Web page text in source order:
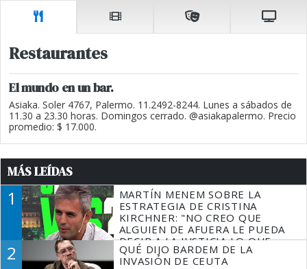
Restaurantes
El mundo en un bar.
Asiaka. Soler 4767, Palermo. 11.2492-8244. Lunes a sábados de
11.30 a 23.30 horas. Domingos cerrado. @asiakapalermo. Precio
promedio: $ 17.000.
MÁS LEÍDAS
1
MARTÍN MENEM SOBRE LA
ESTRATEGIA DE CRISTINA
KIRCHNER: "NO CREO QUE
ALGUIEN DE AFUERA LE PUEDA
DECIR A LA JUSTICIA LO QUE
TIENE QUE HACER"
2
QUÉ DIJO BARDEM DE LA
INVASIÓN DE CEUTA